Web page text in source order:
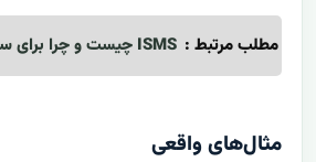
مطلب مرتبط : ISMS چیست و چرا برای سازمان‌ها حیاتی است؟
مثال‌های واقعی